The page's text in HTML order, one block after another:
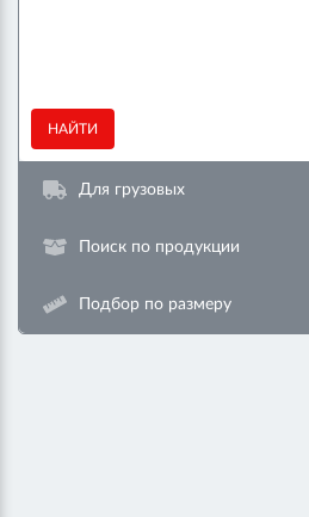
НАЙТИ
Для грузовых
Поиск по продукции
Подбор по размеру